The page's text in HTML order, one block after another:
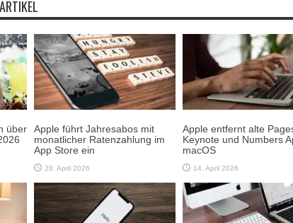
über
Apple führt Jahresabos mit
monatlicher Ratenzahlung im
App Store ein
28. April 2026
Apple entfernt alte
Keynote und Numbers
macOS
14. April 2026